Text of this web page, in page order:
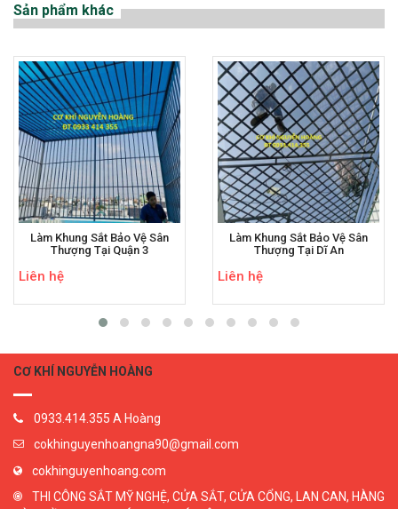
Sản phẩm khác
Làm Khung Sắt Bảo Vệ Sân
Thượng Tại Quận 3
Liên hệ
Làm Khung Sắt Bảo Vệ Sân
Thượng Tại Dĩ An
Liên hệ
CƠ KHÍ NGUYỄN HOÀNG
0933.414.355 A Hoàng
cokhinguyenhoangna90@gmail.com
cokhinguyenhoang.com
THI CÔNG SẮT MỸ NGHỆ, CỬA SẮT, CỬA CỔNG, LAN CAN, HÀNG